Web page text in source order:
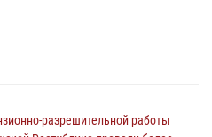
разрешительной работы